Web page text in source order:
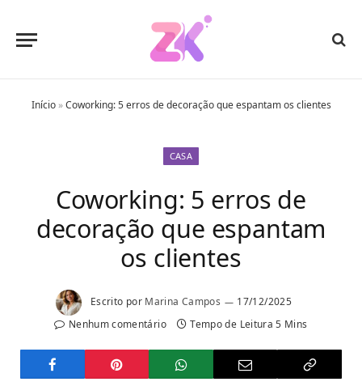
Início»Coworking: 5 erros de decoração que espantam os clientes
CASA
Coworking: 5 erros de
decoração que espantam
os clientes
Escrito por Marina Campos
17/12/2025
Nenhum comentário
Tempo de Leitura 5 Mins